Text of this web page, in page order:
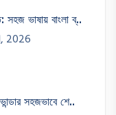
সহজ ভাষায় বাংলা ব্..
2026
সহজভাবে শে..